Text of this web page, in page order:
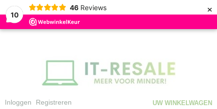
10
46 Reviews ×
Inloggen Registreren
UW WINKELWAGEN